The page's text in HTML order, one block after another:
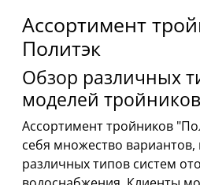
Ассортимент
Политэк
Обзор различных
моделей тройников
Ассортимент тройников
себя множество
различных типов систем